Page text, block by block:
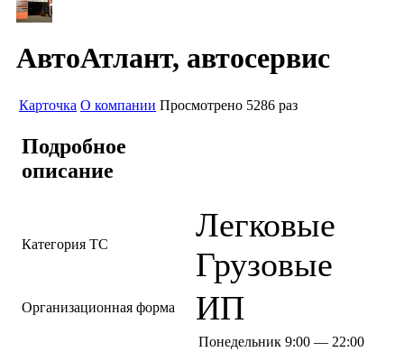
АвтоАтлант, автосервис
Карточка О компании Просмотрено 5286 раз
Подробное
описание
Категория ТС
Легковые
Грузовые
Организационная форма ИП
Понедельник 9:00 — 22:00